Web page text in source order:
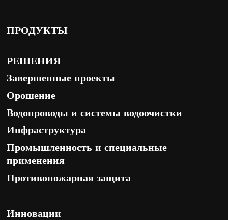
ПРОДУКТЫ
РЕШЕНИЯ
Завершенные проекты
Орошение
Водопроводы и системы водоочистки
Инфраструктура
Промышленность и специальные
применения
Противопожарная защита
Инновации